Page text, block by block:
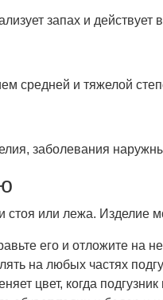
запах и действует
средней и тяжелой
заболевания
или лежа. Изделие
его и отложите на
на любых частях
цвет, когда